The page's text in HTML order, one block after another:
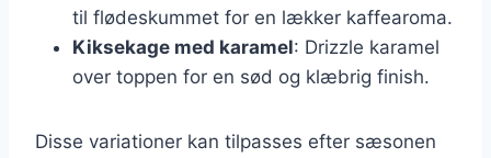
til flødeskummet for en lækker kaffearoma.
Kiksekage med karamel: Drizzle karamel
over toppen for en sød og klæbrig finish.
Disse variationer kan tilpasses efter sæsonen